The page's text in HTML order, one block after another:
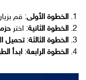
الخطوة الأولى: قم
الخطوة الثانية: اختر
الخطوة الثالثة:تحميل
الخطوة الرابعة: ابدأ